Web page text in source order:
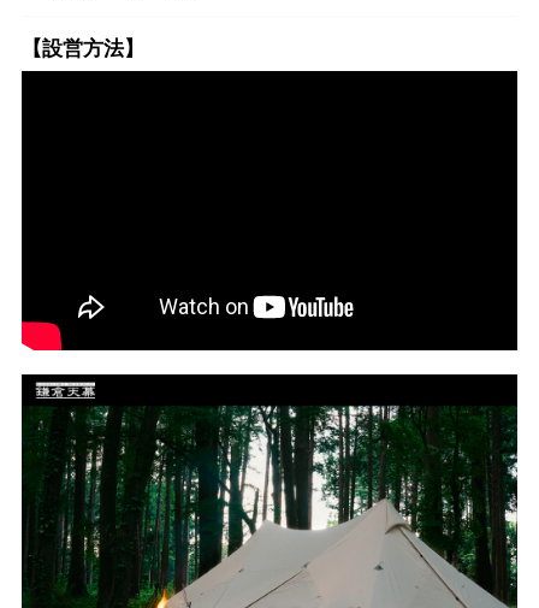
【設営方法】